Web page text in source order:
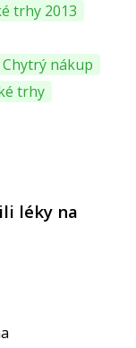
trhy 2013
Chytrý nákup
trhy
léky na